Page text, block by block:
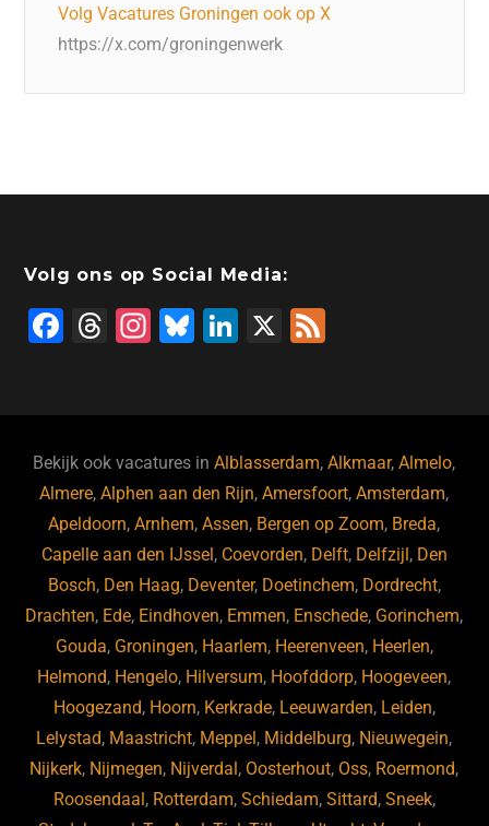
Volg Vacatures Groningen ook op X
https://x.com/groningenwerk
Volg ons op Social Media:
F
b
o
o
k
T
d
s
In
a
m
Bl
ky
Li
dI
n
X
Bekijk ook vacatures inAlblasserdam,Alkmaar,Almelo,
Almere,Alphen aan den Rijn,Amersfoort,Amsterdam,
Apeldoorn,Arnhem,Assen, Bergen op Zoom, Breda,
Capelle aan den IJssel, Coevorden, Delft, Delfzijl, Den
Bosch, Den Haag, Deventer, Doetinchem, Dordrecht,
Drachten, Ede, Eindhoven, Emmen, Enschede, Gorinchem,
Gouda, Groningen, Haarlem, Heerenveen, Heerlen,
Helmond, Hengelo, Hilversum, Hoofddorp, Hoogeveen,
Hoogezand, Hoorn, Kerkrade, Leeuwarden, Leiden,
Lelystad, Maastricht, Meppel, Middelburg, Nieuwegein,
Nijkerk, Nijmegen, Nijverdal, Oosterhout, Oss, Roermond,
Roosendaal, Rotterdam, Schiedam, Sittard, Sneek,